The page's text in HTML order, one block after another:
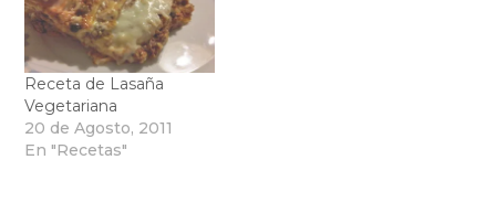
Receta de Lasaña
Vegetariana
20 de Agosto, 2011
En "Recetas"